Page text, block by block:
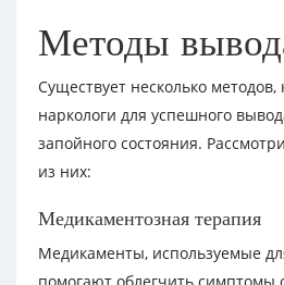
Методы
Существует несколько
наркологи для успешного
запойного состояния.
из них:
Медикаментозная терапия
Медикаменты, используемые